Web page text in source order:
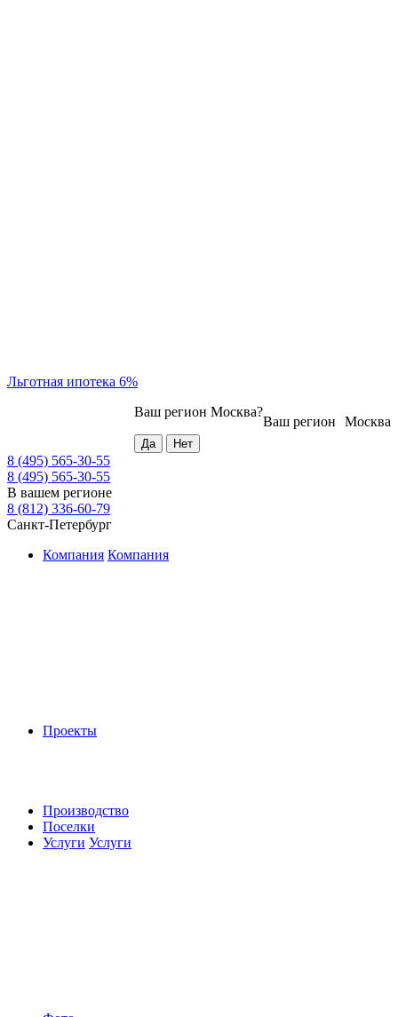
Льготная ипотека 6%
Москва
Ваш регион
Ваш регион Москва?
8 (495) 565-30-55
8 (495) 565-30-55
В вашем регионе
8 (812) 336-60-79
Санкт-Петербург
Компания Компания
Проекты
Производство
Поселки
Услуги Услуги